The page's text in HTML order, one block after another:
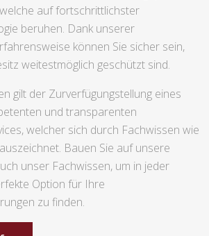
auf fortschrittlichster
beruhen. Dank unserer
können Sie sicher sein,
weitestmöglich geschützt sind.
gilt der Zurverfügungstellung eines
und transparenten
welcher sich durch Fachwissen wie
Bauen Sie auf unsere
unser Fachwissen, um in jeder
Option für Ihre
zu finden.